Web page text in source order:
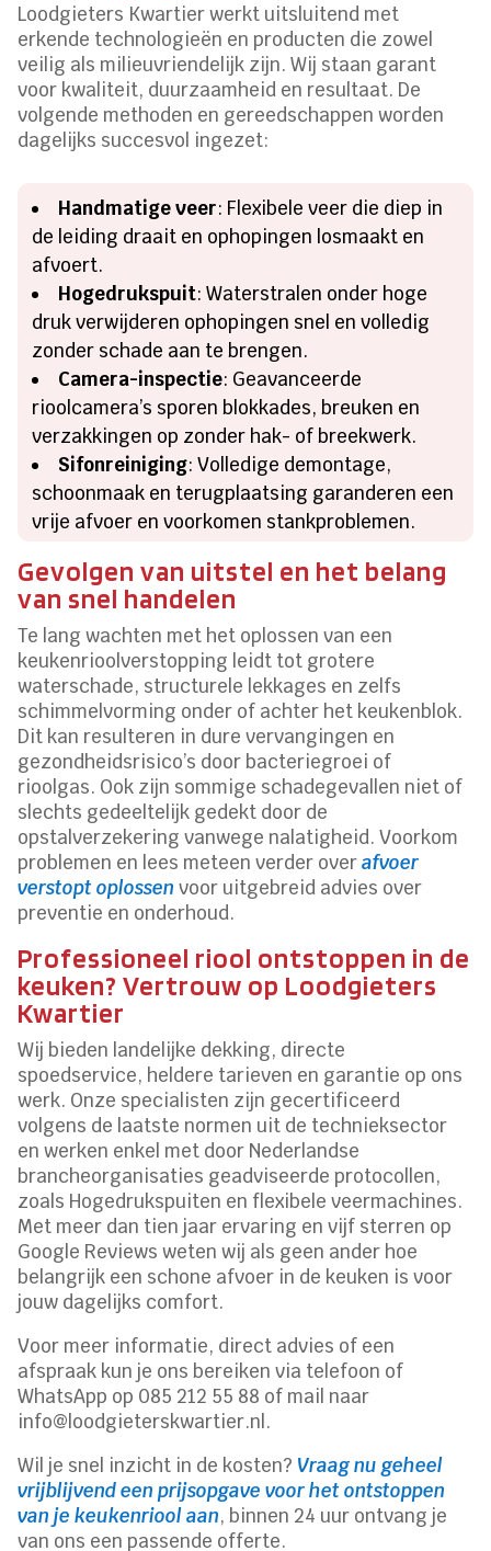
Loodgieters Kwartier werkt uitsluitend met
erkende technologieën en producten die zowel
veilig als milieuvriendelijk zijn. Wij staan garant
voor kwaliteit, duurzaamheid en resultaat. De
volgende methoden en gereedschappen worden
dagelijks succesvol ingezet:
Handmatige veer: Flexibele veer die diep in
de leiding draait en ophopingen losmaakt en
afvoert.
Hogedrukspuit: Waterstralen onder hoge
druk verwijderen ophopingen snel en volledig
zonder schade aan te brengen.
Camera-inspectie: Geavanceerde
rioolcamera’s sporen blokkades, breuken en
verzakkingen op zonder hak- of breekwerk.
Sifonreiniging: Volledige demontage,
schoonmaak en terugplaatsing garanderen een
vrije afvoer en voorkomen stankproblemen.
Gevolgen van uitstel en het belang
van snel handelen
Te lang wachten met het oplossen van een
keukenrioolverstopping leidt tot grotere
waterschade, structurele lekkages en zelfs
schimmelvorming onder of achter het keukenblok.
Dit kan resulteren in dure vervangingen en
gezondheidsrisico’s door bacteriegroei of
rioolgas. Ook zijn sommige schadegevallen niet of
slechts gedeeltelijk gedekt door de
opstalverzekering vanwege nalatigheid. Voorkom
problemen en lees meteen verder overafvoer
verstopt oplossen voor uitgebreid advies over
preventie en onderhoud.
Professioneel riool ontstoppen in de
keuken? Vertrouw op Loodgieters
Kwartier
Wij bieden landelijke dekking, directe
spoedservice, heldere tarieven en garantie op ons
werk. Onze specialisten zijn gecertificeerd
volgens de laatste normen uit de technieksector
en werken enkel met door Nederlandse
brancheorganisaties geadviseerde protocollen,
zoals Hogedrukspuiten en flexibele veermachines.
Met meer dan tien jaar ervaring en vijf sterren op
Google Reviews weten wij als geen ander hoe
belangrijk een schone afvoer in de keuken is voor
jouw dagelijks comfort.
Voor meer informatie, direct advies of een
afspraak kun je ons bereiken via telefoon of
WhatsApp op 085 212 55 88 of mail naar
info@loodgieterskwartier.nl.
Wil je snel inzicht in de kosten? Vraag nu geheel
vrijblijvend een prijsopgave voor het ontstoppen
van je keukenriool aan, binnen 24 uur ontvang je
van ons een passende offerte.